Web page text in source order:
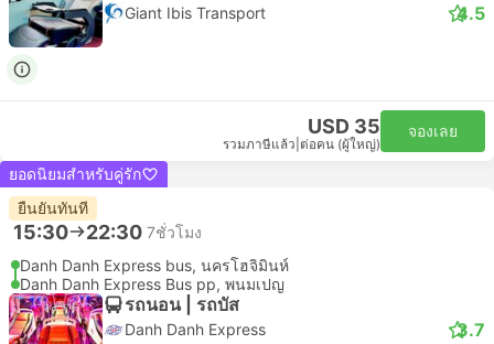
Giant Ibis Transport 4.5
USD 35
รวมภาษีแล้ว ต่อคน (ผู้ใหญ่)
จองเลย
ยอดนิยมสำหรับคู่รัก
ยืนยันทันที
15:30 22:30 7ชั่วโมง
Danh Danh Express bus, นครโฮจิมินห์
Danh Danh Express Bus pp, พนมเปญ
รถนอน | รถบัส
Danh Danh Express 3.7